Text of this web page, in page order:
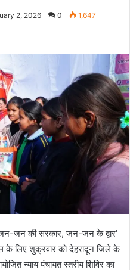
2, 2026 0 1,647
जन की सरकार, जन-जन के द्वार’
के लिए शुक्रवार को देहरादून जिले के
न्याय पंचायत स्तरीय शिविर का